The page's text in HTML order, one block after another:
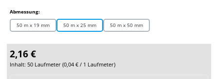
Abmessung:auswählen
50 m x 19 mm 50 m x 25 mm 50 m x 50 mm
2,16 €
Inhalt: 50 Laufmeter (0,04 € / 1 Laufmeter)